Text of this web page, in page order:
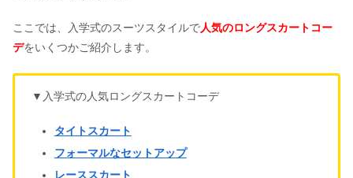
ここでは、入学式のスーツスタイルで人気のロングスカートコー
デをいくつかご紹介します。
▼入学式の人気ロングスカートコーデ
タイトスカート
フォーマルなセットアップ
レーススカート